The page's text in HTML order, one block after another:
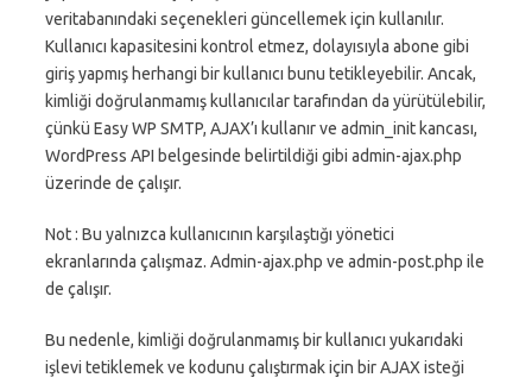
veritabanındaki seçenekleri güncellemek için kullanılır.
Kullanıcı kapasitesini kontrol etmez, dolayısıyla abone gibi
giriş yapmış herhangi bir kullanıcı bunu tetikleyebilir. Ancak,
kimliği doğrulanmamış kullanıcılar tarafından da yürütülebilir,
çünkü Easy WP SMTP, AJAX’ı kullanır ve admin_init kancası,
WordPress API belgesinde belirtildiği gibi admin-ajax.php
üzerinde de çalışır.
Not : Bu yalnızca kullanıcının karşılaştığı yönetici
ekranlarında çalışmaz. Admin-ajax.php ve admin-post.php ile
de çalışır.
Bu nedenle, kimliği doğrulanmamış bir kullanıcı yukarıdaki
işlevi tetiklemek ve kodunu çalıştırmak için bir AJAX isteği